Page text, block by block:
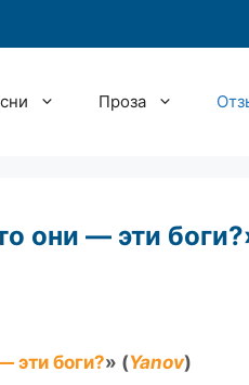
Проза
они — эти
эти боги?» (Yanov)